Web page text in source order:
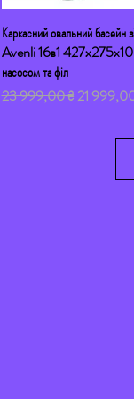
Швидкий
Каркасний овальний басейн
Avenli 16в1
насосом та філ
Звичайна ціна
23 999,00 ₴ За
21